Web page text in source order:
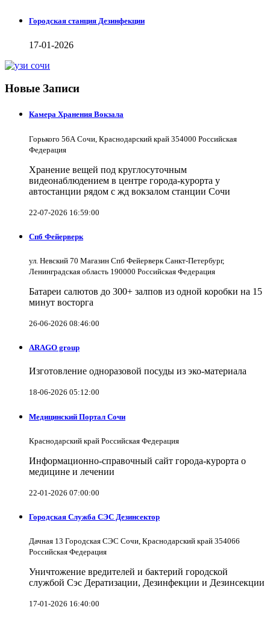
Городская станция Дезинфекции
17-01-2026
Новые Записи
Камера Хранения Вокзала
Горького 56А Сочи, Краснодарский край 354000 Российская
Федерация
Хранение вещей под круглосуточным
видеонаблюдением в центре города-курорта у
автостанции рядом с жд вокзалом станции Сочи
22-07-2026 16:59:00
Спб Фейерверк
ул. Невский 70 Магазин Спб Фейерверк Санкт-Петербург,
Ленинградская область 190000 Российская Федерация
Батареи салютов до 300+ залпов из одной коробки на 15
минут восторга
26-06-2026 08:46:00
ARAGO group
Изготовление одноразовой посуды из эко-материала
18-06-2026 05:12:00
Медицинский Портал Сочи
Краснодарский край Российская Федерация
Информационно-справочный сайт города-курорта о
медицине и лечении
22-01-2026 07:00:00
Городская Служба СЭС Дезинсектор
Дачная 13 Городская СЭС Сочи, Краснодарский край 354066
Российская Федерация
Уничтожение вредителей и бактерий городской
службой Сэс Дератизации, Дезинфекции и Дезинсекции
17-01-2026 16:40:00